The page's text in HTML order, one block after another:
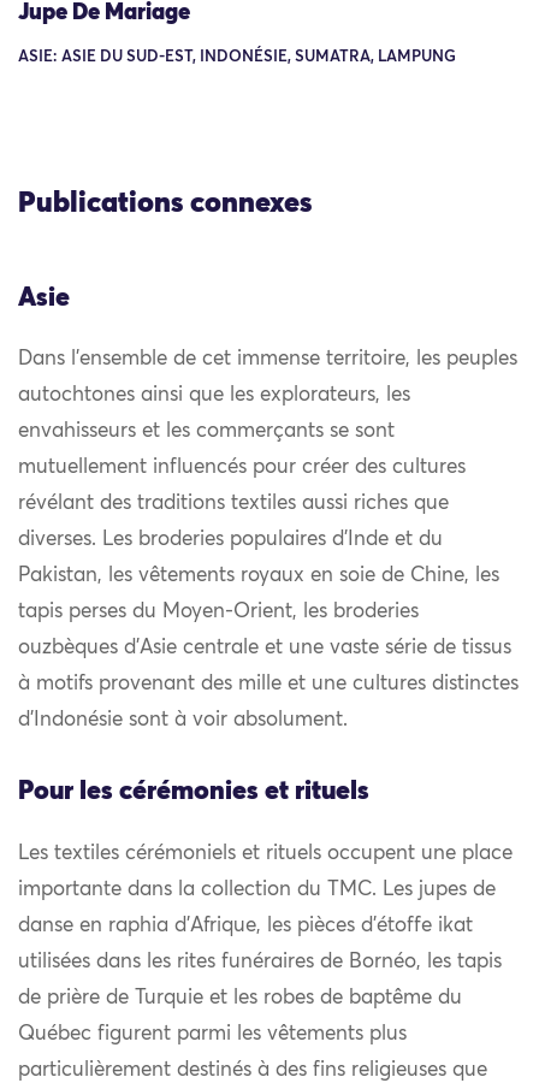
Jupe De Mariage
ASIE: ASIE DU SUD-EST, INDONÉSIE, SUMATRA, LAMPUNG
Publications connexes
Asie
Dans l’ensemble de cet immense territoire, les peuples
autochtones ainsi que les explorateurs, les
envahisseurs et les commerçants se sont
mutuellement influencés pour créer des cultures
révélant des traditions textiles aussi riches que
diverses. Les broderies populaires d’Inde et du
Pakistan, les vêtements royaux en soie de Chine, les
tapis perses du Moyen-Orient, les broderies
ouzbèques d’Asie centrale et une vaste série de tissus
à motifs provenant des mille et une cultures distinctes
d’Indonésie sont à voir absolument.
Pour les cérémonies et rituels
Les textiles cérémoniels et rituels occupent une place
importante dans la collection du TMC. Les jupes de
danse en raphia d’Afrique, les pièces d’étoffe ikat
utilisées dans les rites funéraires de Bornéo, les tapis
de prière de Turquie et les robes de baptême du
Québec figurent parmi les vêtements plus
particulièrement destinés à des fins religieuses que